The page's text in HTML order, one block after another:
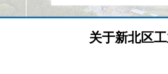
关于新北区